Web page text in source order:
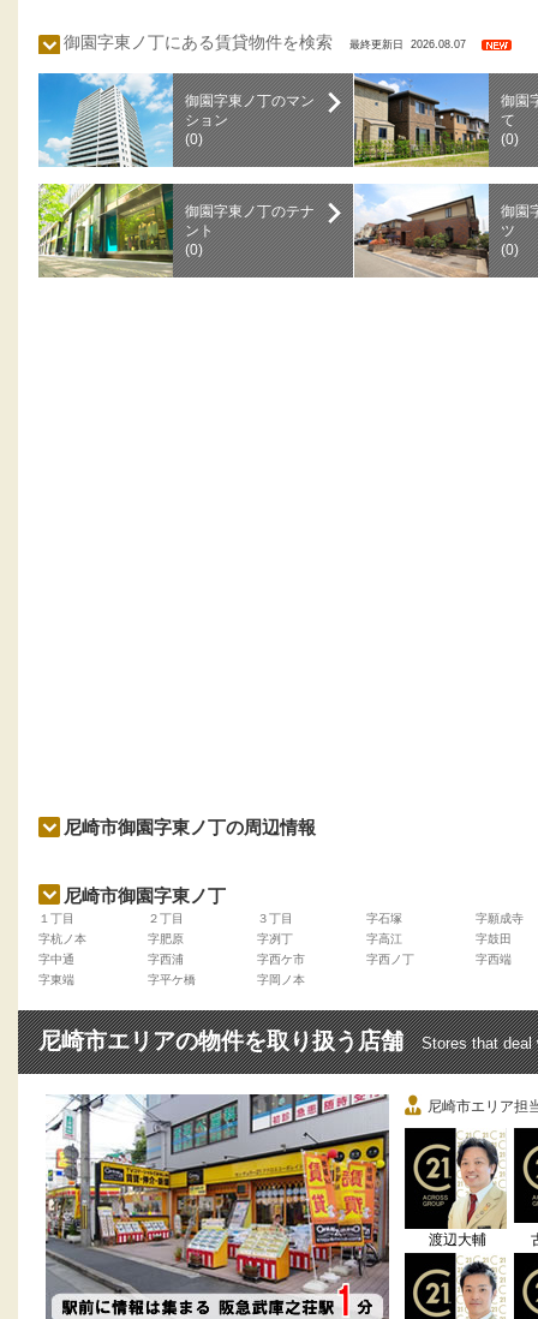
御園字東ノ丁にある賃貸物件を検索 最終更新日 2026.08.07
御園字東ノ丁のマン
ション
(0)
御園
て
(0)
御園字東ノ丁のテナ
ント
(0)
御園
ツ
(0)
尼崎市御園字東ノ丁の周辺情報
尼崎市御園字東ノ丁
１丁目 ２丁目 ３丁目 字石塚
字願成寺
字杭ノ本
字肥原 字冽丁 字高江
字鼓田
字中通
字西浦 字西ケ市 字西ノ丁
字西端
字東端
字平ケ橋 字岡ノ本
尼崎市エリアの物件を取り扱う店舗 Stores that deal
尼崎市エリア担
渡辺大輔